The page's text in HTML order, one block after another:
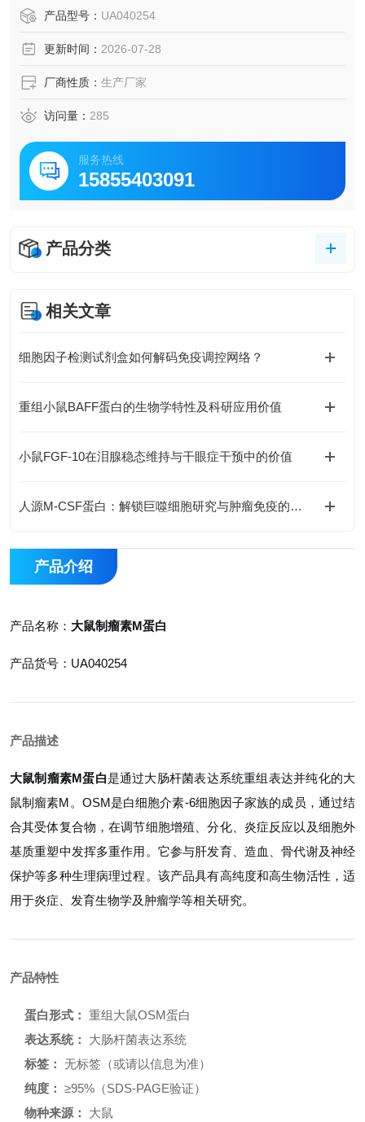
肝发育、造血、骨代谢及神经保护等多种生理病理过程。该
肿瘤学等相关研究。
产品型号： UA040254
更新时间： 2026-07-28
厂商性质： 生产厂家
访问量： 285
服务热线
15855403091
产品分类
相关文章
细胞因子检测试剂盒如何解码免疫调控网络？
重组小鼠BAFF蛋白的生物学特性及科研应用价值
小鼠FGF-10在泪腺稳态维持与干眼症干预中的价值
人源M-CSF蛋白：解锁巨噬细胞研究与肿瘤免疫的科研密钥
产品介绍
产品名称： 大鼠制瘤素M蛋白
产品货号：UA040254
产品描述
大鼠制瘤素M蛋白是通过大肠杆菌表达系统重组表达并纯化的大
鼠制瘤素M。OSM是白细胞介素-6细胞因子家族的成员，通过结
合其受体复合物，在调节细胞增殖、分化、炎症反应以及细胞外
基质重塑中发挥多重作用。它参与肝发育、造血、骨代谢及神经
保护等多种生理病理过程。该产品具有高纯度和高生物活性，适
用于炎症、发育生物学及肿瘤学等相关研究。
产品特性
蛋白形式： 重组大鼠OSM蛋白
表达系统：
大肠杆菌表达系统
标签： 无标签（或请以信息为准）
纯度： ≥95%（SDS-PAGE验证）
物种来源：
大鼠